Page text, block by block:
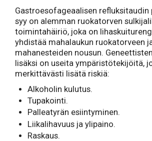
Gastroesofageaalisen refluksitaudin
syy on alemman ruokatorven
toimintahäiriö, joka on
yhdistää mahalaukun ruokatorveen
mahanesteiden nousun.
lisäksi on useita ympäristötekijöitä,
merkittävästi lisätä riskiä:
Alkoholin kulutus.
Tupakointi.
Palleatyrän esiintyminen.
Liikalihavuus ja ylipaino.
Raskaus.